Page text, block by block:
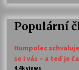
Populární
Humpolec
se i vás – a teď je
4.4k views